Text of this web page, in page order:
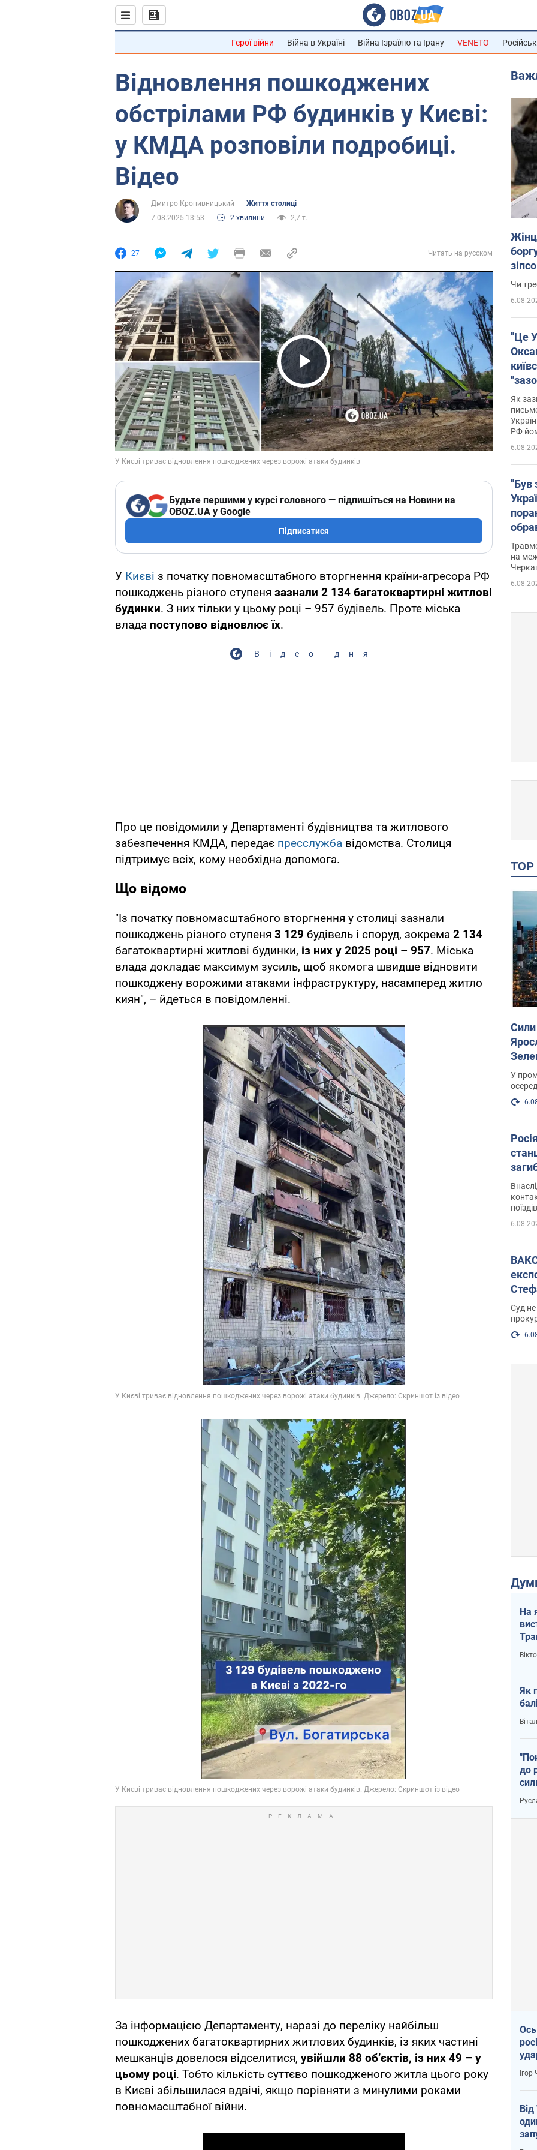
Герої війни Війна в Україні Війна Ізраїлю та Ірану VENETO
Відновлення пошкоджених
обстрілами РФ будинків у Києві:
у КМДА розповіли подробиці.
Відео
Дмитро Кропивницький
Життя столиці
7.08.2025 13:53
2 хвилини 2,7 т.
27 Читать на русском
Play Video
Будьте першими у курсі головного — підпишіться на Новини на
OBOZ.UA у Google
Підписатися
У Києві з початку повномасштабного вторгнення країни-агресора РФ
пошкоджень різного ступеня зазнали 2 134 багатоквартирні житлові
будинки. З них тільки у цьому році – 957 будівель. Проте міська
влада поступово відновлює їх.
Відео дня
Про це повідомили у Департаменті будівництва та житлового
забезпечення КМДА, передає пресслужба відомства. Столиця
підтримує всіх, кому необхідна допомога.
Що відомо
"Із початку повномасштабного вторгнення у столиці зазнали
пошкоджень різного ступеня 3 129 будівель і споруд, зокрема 2 134
багатоквартирні житлові будинки, із них у 2025 році – 957. Міська
влада докладає максимум зусиль, щоб якомога швидше відновити
пошкоджену ворожими атаками інфраструктуру, насамперед житло
киян", – йдеться в повідомленні.
За інформацією Департаменту, наразі до переліку найбільш
пошкоджених багатоквартирних житлових будинків, із яких частині
мешканців довелося відселитися, увійшли 88 об’єктів, із них 49 – у
цьому році. Тобто кількість суттєво пошкодженого житла цього року
в Києві збільшилася вдвічі, якщо порівняти з минулими роками
повномасштабної війни.
Чи
"Це
Як
РФ
"Був
Фото
на
У
ВАКС обрав
Суд
На
Як
до